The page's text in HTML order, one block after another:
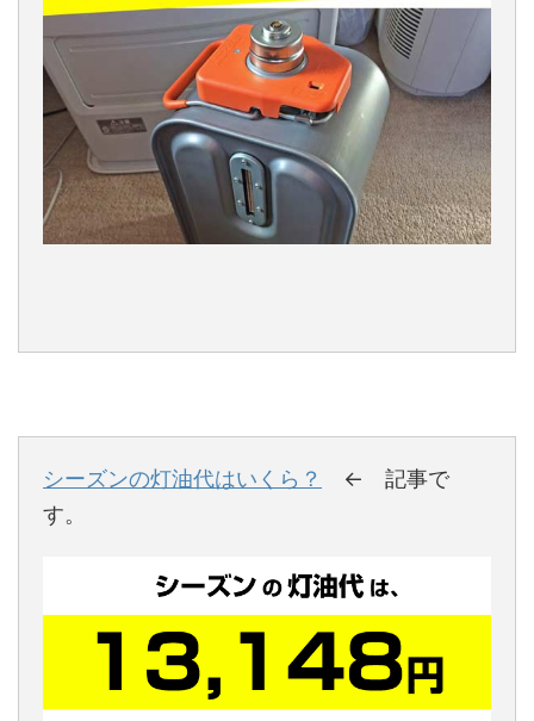
シーズンの灯油代はいくら？
← 記事で
す。